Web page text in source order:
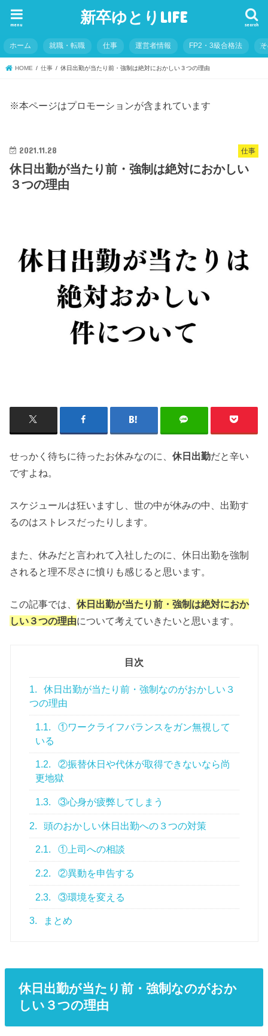
新卒ゆとりLIFE search
menu
ホーム 就職・転職 仕事 運営者情報 FP2・3級合格法
HOME 仕事 休日出勤が当たり前・強制は絶対におかしい３つの理由
※本ページはプロモーションが含まれています
仕事
2021.11.28
休日出勤が当たり前・強制は絶対におかしい
３つの理由
せっかく待ちに待ったお休みなのに、休日出勤だと辛い
ですよね。
スケジュールは狂いますし、世の中が休みの中、出勤す
るのはストレスだったりします。
また、休みだと言われて入社したのに、休日出勤を強制
されると理不尽さに憤りも感じると思います。
この記事では、休日出勤が当たり前・強制は絶対におか
しい３つの理由について考えていきたいと思います。
目次
1.
休日出勤が当たり前・強制なのがおかしい３
つの理由
1.1.
①ワークライフバランスをガン無視して
いる
1.2.
②振替休日や代休が取得できないなら尚
更地獄
1.3. ③心身が疲弊してしまう
2. 頭のおかしい休日出勤への３つの対策
2.1. ①上司への相談
2.2. ②異動を申告する
2.3. ③環境を変える
3. まとめ
休日出勤が当たり前・強制なのがおか
しい３つの理由